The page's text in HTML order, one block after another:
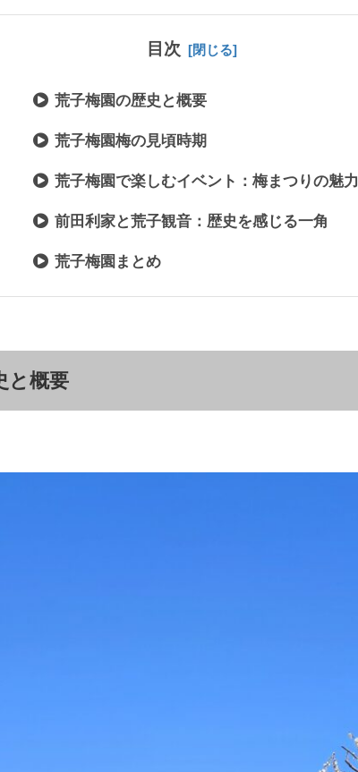
目次
荒子梅園の歴史と概要
荒子梅園梅の見頃時期
荒子梅園で楽しむイベント：梅まつりの魅力
前田利家と荒子観音：歴史を感じる一角
荒子梅園まとめ
と概要